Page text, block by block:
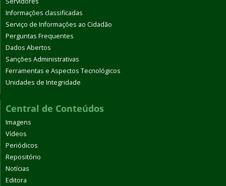
Informações classificadas
Serviço de Informações ao Cidadão
Perguntas Frequentes
Dados Abertos
Sanções Administrativas
Ferramentas e Aspectos Tecnológicos
Unidades de Integridade
Central de Conteúdos
Imagens
Vídeos
Periódicos
Repositório
Notícias
Editora